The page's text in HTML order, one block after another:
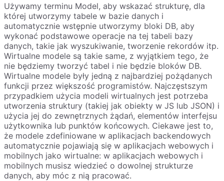
Używamy terminu Model, aby wskazać strukturę, dla
której utworzymy tabele w bazie danych i
automatycznie wstępnie utworzymy bloki DB, aby
wykonać podstawowe operacje na tej tabeli bazy
danych, takie jak wyszukiwanie, tworzenie rekordów itp.
Wirtualne modele są takie same, z wyjątkiem tego, że
nie będziemy tworzyć tabel i nie będzie bloków DB.
Wirtualne modele były jedną z najbardziej pożądanych
funkcji przez większość programistów. Najczęstszym
przypadkiem użycia modeli wirtualnych jest potrzeba
utworzenia struktury (takiej jak obiekty w JS lub JSON) i
użycia jej do zewnętrznych żądań, elementów interfejsu
użytkownika lub punktów końcowych. Ciekawe jest to,
że modele zdefiniowane w aplikacjach backendowych
automatycznie pojawiają się w aplikacjach webowych i
mobilnych jako wirtualne: w aplikacjach webowych i
mobilnych musisz wiedzieć o dowolnej strukturze
danych, aby móc z nią pracować.